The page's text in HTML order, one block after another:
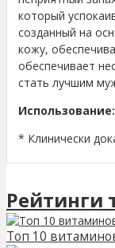
который
созданный на
кожу,
обеспечивает
стать лучшим
Использование:
* Клинически
Рейтинги
Топ 10